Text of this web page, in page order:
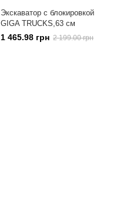
Экскаватор с блокировкой
GIGA TRUCKS,63 см
1 465.98 грн 2 199.00 грн